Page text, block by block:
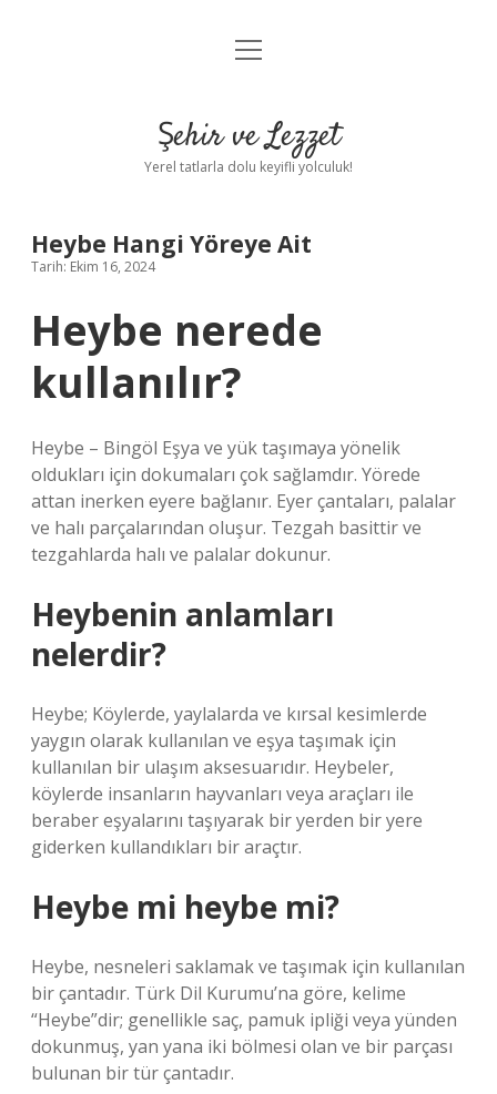
Anasayfa
Yasal Uyarı
menüyü
Şehir ve Lezzet
Yerel tatlarla dolu keyifli yolculuk!
Heybe Hangi Yöreye Ait
Tarih: Ekim 16, 2024
Heybe nerede
kullanılır?
Heybe – Bingöl Eşya ve yük taşımaya yönelik
oldukları için dokumaları çok sağlamdır. Yörede
attan inerken eyere bağlanır. Eyer çantaları, palalar
ve halı parçalarından oluşur. Tezgah basittir ve
tezgahlarda halı ve palalar dokunur.
Heybenin anlamları
nelerdir?
Heybe; Köylerde, yaylalarda ve kırsal kesimlerde
yaygın olarak kullanılan ve eşya taşımak için
kullanılan bir ulaşım aksesuarıdır. Heybeler,
köylerde insanların hayvanları veya araçları ile
beraber eşyalarını taşıyarak bir yerden bir yere
giderken kullandıkları bir araçtır.
Heybe mi heybe mi?
Heybe, nesneleri saklamak ve taşımak için kullanılan
bir çantadır. Türk Dil Kurumu’na göre, kelime
“Heybe”dir; genellikle saç, pamuk ipliği veya yünden
dokunmuş, yan yana iki bölmesi olan ve bir parçası
bulunan bir tür çantadır.